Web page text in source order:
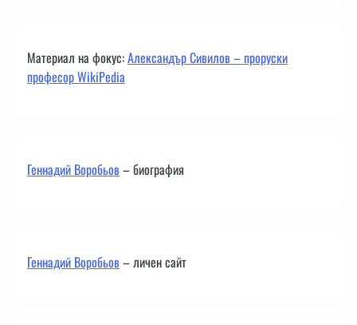
Материал на фокус:Александър Сивилов – проруски
професор WikiPedia
Геннадий Воробьов– биография
Геннадий Воробьов– личен сайт